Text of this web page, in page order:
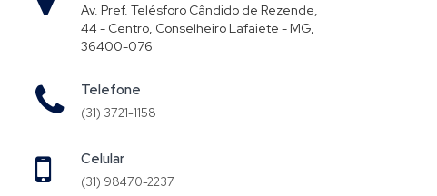
Av. Pref. Telésforo Cândido de Rezende,
44 - Centro, Conselheiro Lafaiete - MG,
36400-076
Telefone
(31) 3721-1158
Celular
(31) 98470-2237